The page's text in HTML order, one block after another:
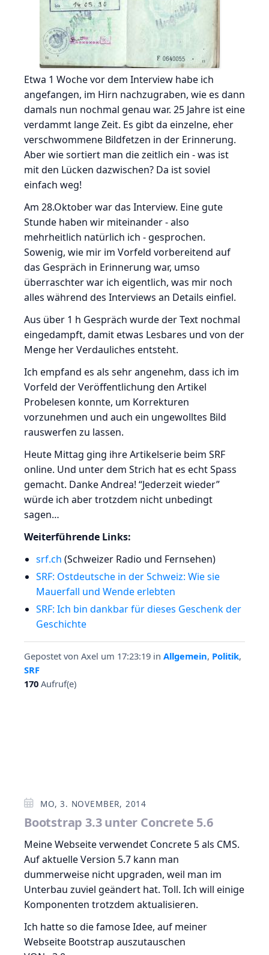
Etwa 1 Woche vor dem Interview habe ich
angefangen, im Hirn nachzugraben, wie es dann
damals nun nochmal genau war. 25 Jahre ist eine
verdammt lange Zeit. Es gibt da einzelne, eher
verschwommene Bildfetzen in der Erinnerung.
Aber wie sortiert man die zeitlich ein - was ist
mit den Lücken dazwischen? Da ist soviel
einfach weg!
Am 28.Oktober war das Interview. Eine gute
Stunde haben wir miteinander - also
mehrheitlich natürlich ich - gesprochen.
Sowenig, wie mir im Vorfeld vorbereitend auf
das Gespräch in Erinnerung war, umso
überraschter war ich eigentlich, was mir noch
alles während des Interviews an Details einfiel.
Aus über 1 h Gespräch wurde der Text nochmal
eingedampft, damit etwas Lesbares und von der
Menge her Verdauliches entsteht.
Ich empfand es als sehr angenehm, dass ich im
Vorfeld der Veröffentlichung den Artikel
Probelesen konnte, um Korrekturen
vorzunehmen und auch ein ungewolltes Bild
rauswerfen zu lassen.
Heute Mittag ging ihre Artikelserie beim SRF
online. Und unter dem Strich hat es echt Spass
gemacht. Danke Andrea! “Jederzeit wieder”
würde ich aber trotzdem nicht unbedingt
sagen…
Weiterführende Links:
srf.ch (Schweizer Radio und Fernsehen)
SRF: Ostdeutsche in der Schweiz: Wie sie
Mauerfall und Wende erlebten
SRF: Ich bin dankbar für dieses Geschenk der
Geschichte
Gepostet von Axel um 17:23:19 in Allgemein, Politik,
SRF
170 Aufruf(e)
MO, 3. NOVEMBER, 2014
Bootstrap 3.3 unter Concrete 5.6
Meine Webseite verwendet Concrete 5 als CMS.
Auf aktuelle Version 5.7 kann man
dummerweise nicht upgraden, weil man im
Unterbau zuviel geändert hat. Toll. Ich will einige
Komponenten trotzdem aktualisieren.
Ich hatte so die famose Idee, auf meiner
Webseite Bootstrap auszutauschen